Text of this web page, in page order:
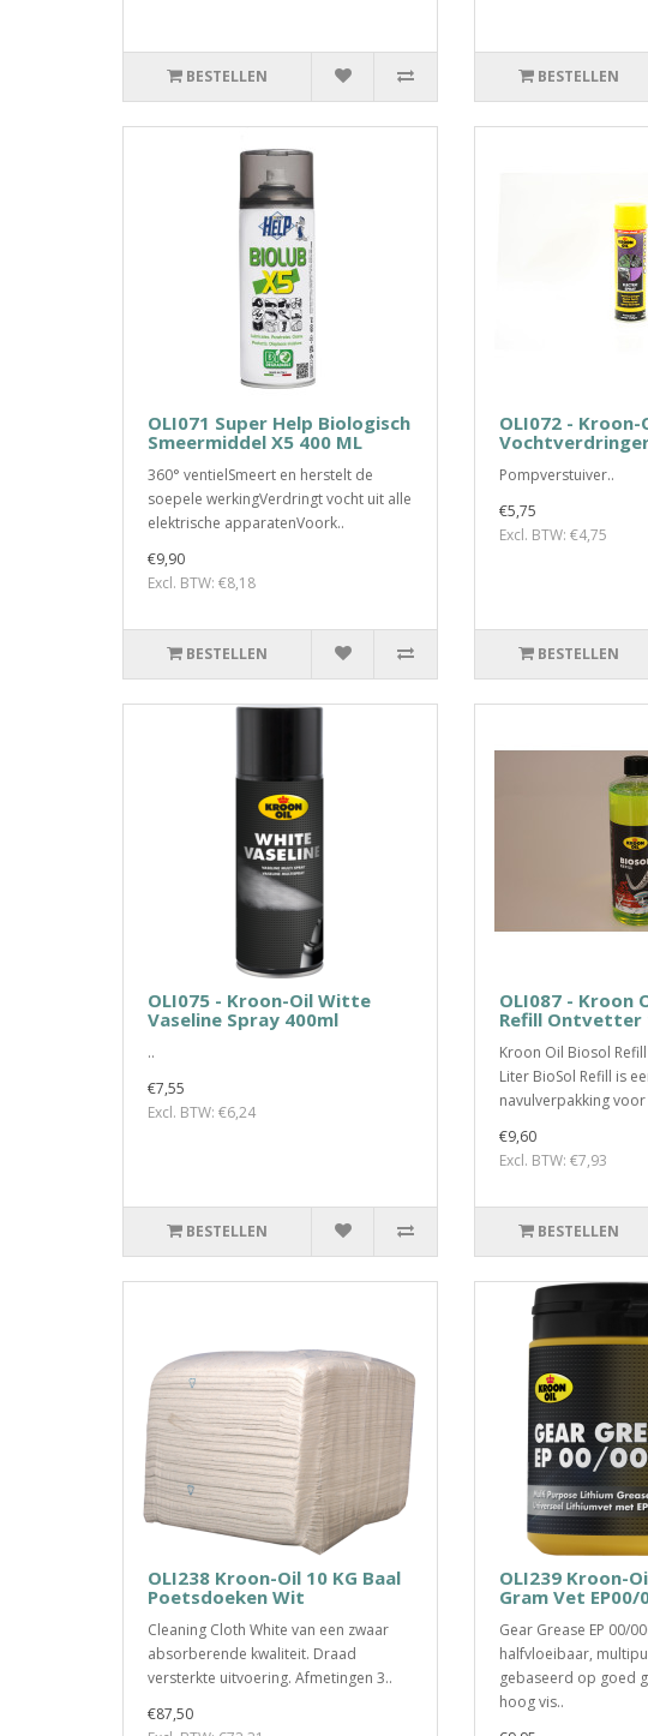
BESTELLEN BESTELLEN
OLI071 Super Help Biologisch
Smeermiddel X5 400 ML
360° ventielSmeert en herstelt de
soepele werkingVerdringt vocht uit alle
elektrische apparatenVoork..
€9,90
Excl. BTW: €8,18
BESTELLEN
OLI072 - Kroon-
Pompverstuiver..
€5,75
Excl. BTW: €4,75
BESTELLEN
OLI075 - Kroon-Oil Witte
Vaseline Spray 400ml
..
€7,55
Excl. BTW: €6,24
BESTELLEN
OLI087 - Kroon
Refill Ontvetter
Kroon Oil Biosol
Liter BioSol Refill is
navulverpakking voor
€9,60
Excl. BTW: €7,93
BESTELLEN
OLI238 Kroon-Oil 10 KG Baal
Poetsdoeken Wit
Cleaning Cloth White van een zwaar
absorberende kwaliteit. Draad
versterkte uitvoering. Afmetingen 3..
€87,50
OLI239 Kroon-
Gram Vet EP00/
Gear Grease EP 00/
halfvloeibaar,
gebaseerd op goed
hoog vis..